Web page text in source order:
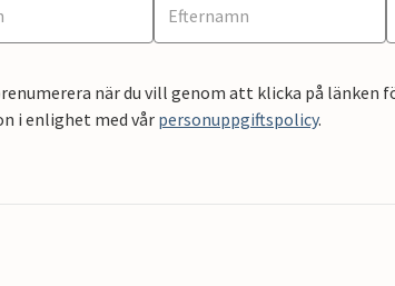
när du vill genom att klicka på länken
i enlighet med vårpersonuppgiftspolicy.